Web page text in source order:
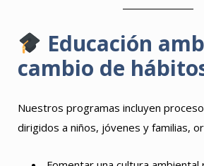
Educación
cambio de
Nuestros programas incluyen
dirigidos a niños, jóvenes y familias,